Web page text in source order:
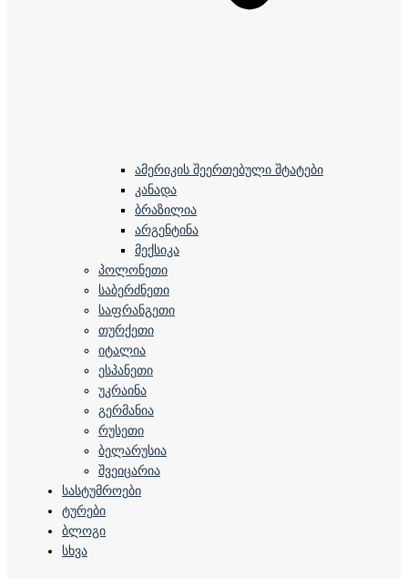
ამერიკის შეერთებული შტატები
კანადა
ბრაზილია
არგენტინა
მექსიკა
პოლონეთი
საბერძნეთი
საფრანგეთი
თურქეთი
იტალია
ესპანეთი
უკრაინა
გერმანია
რუსეთი
ბელარუსია
შვეიცარია
სასტუმროები
ტურები
ბლოგი
სხვა